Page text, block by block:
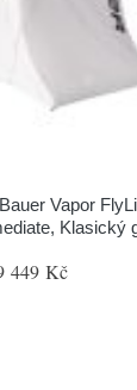
Vapor
Klasický
449 Kč